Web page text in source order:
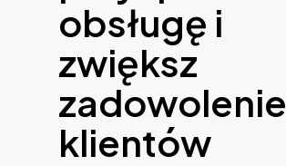
obsługę i
zwiększ
zadowolenie
klientów